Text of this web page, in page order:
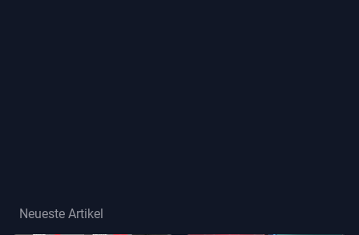
Neueste Artikel